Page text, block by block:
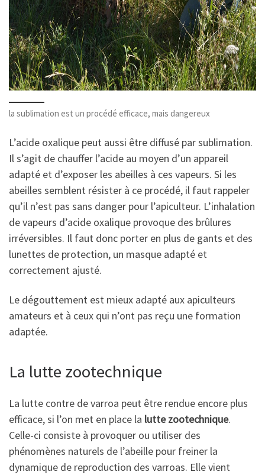
la sublimation est un procédé efficace, mais dangereux
L’acide oxalique peut aussi être diffusé par sublimation.
Il s’agit de chauffer l’acide au moyen d’un appareil
adapté et d’exposer les abeilles à ces vapeurs. Si les
abeilles semblent résister à ce procédé, il faut rappeler
qu’il n’est pas sans danger pour l’apiculteur. L’inhalation
de vapeurs d’acide oxalique provoque des brûlures
irréversibles. Il faut donc porter en plus de gants et des
lunettes de protection, un masque adapté et
correctement ajusté.
Le dégouttement est mieux adapté aux apiculteurs
amateurs et à ceux qui n’ont pas reçu une formation
adaptée.
La lutte zootechnique
La lutte contre de varroa peut être rendue encore plus
efficace, si l’on met en place la lutte zootechnique.
Celle-ci consiste à provoquer ou utiliser des
phénomènes naturels de l’abeille pour freiner la
dynamique de reproduction des varroas. Elle vient